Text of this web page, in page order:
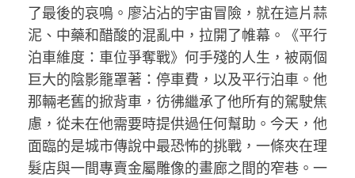
了最後的哀鳴。廖沾沾的宇宙冒險，就在這片蒜
泥、中藥和醋酸的混亂中，拉開了帷幕。《平行
泊車維度：車位爭奪戰》何手殘的人生，被兩個
巨大的陰影籠罩著：停車費，以及平行泊車。他
那輛老舊的掀背車，彷彿繼承了他所有的駕駛焦
慮，從未在他需要時提供過任何幫助。今天，他
面臨的是城市傳說中最恐怖的挑戰，一條夾在理
髮店與一間專賣金屬雕像的畫廊之間的窄巷。一